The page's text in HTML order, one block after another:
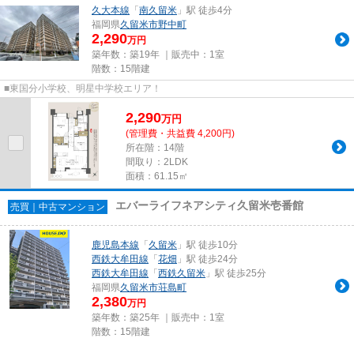
久大本線 「 南久留米 」駅 徒歩4分
福岡県久留米市野中町
2,290万円
築年数：築19年 ｜販売中： 1室
階数：15階建
■東国分小学校、明星中学校エリア！
2,290万円
(管理費・共益費 4,200円)
所在階：14階
間取り：2LDK
面積：61.15㎡
売買｜中古マンション エバーライフネアシティ久留米壱番館
鹿児島本線 「 久留米 」駅 徒歩10分
西鉄大牟田線 「 花畑 」駅 徒歩24分
西鉄大牟田線 「 西鉄久留米 」駅 徒歩25分
福岡県久留米市荘島町
2,380万円
築年数：築25年 ｜販売中： 1室
階数：15階建